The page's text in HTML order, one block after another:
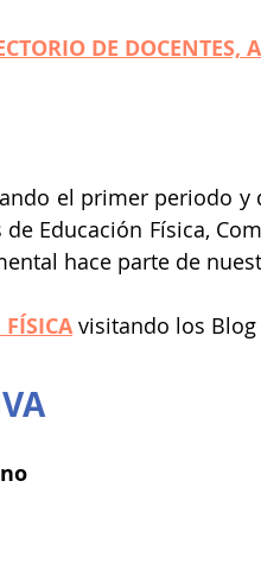
DE DOCENTES,
el primer periodo y
Educación Física,
hace parte de
visitando los Blog